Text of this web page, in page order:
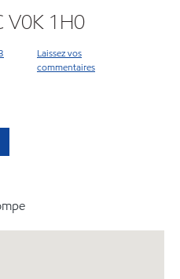
V0K 1H0
Laissez vos
commentaires